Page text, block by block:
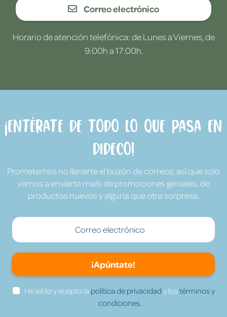
Correo electrónico
Horario de atención telefónica: de Lunes a Viernes, de
9:00h a 17:00h.
¡Entérate de todo lo que pasa en
Dideco!
Prometemos no llenarte el buzón de correos, así que solo
vamos a enviarte mails de promociones geniales, de
productos nuevos y alguna que otra sorpresa.
¡Apúntate!
He leído y acepto la política de privacidad y lostérminos y
condiciones.